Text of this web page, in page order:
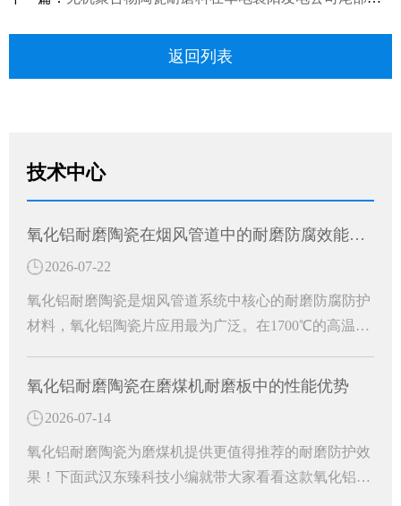
返回列表
技术中心
氧化铝耐磨陶瓷在烟风管道中的耐磨防腐效能分析
2026-07-22
氧化铝耐磨陶瓷是烟风管道系统中核心的耐磨防腐防护
材料，氧化铝陶瓷片应用最为广泛。在1700℃的高温窑
白色刚玉耐磨防护材料。成为工业烟风管道长效防护的
氧化铝耐磨陶瓷在磨煤机耐磨板中的性能优势
2026-07-14
氧化铝耐磨陶瓷为磨煤机提供更值得推荐的耐磨防护效
果！下面武汉东臻科技小编就带大家看看这款氧化铝耐